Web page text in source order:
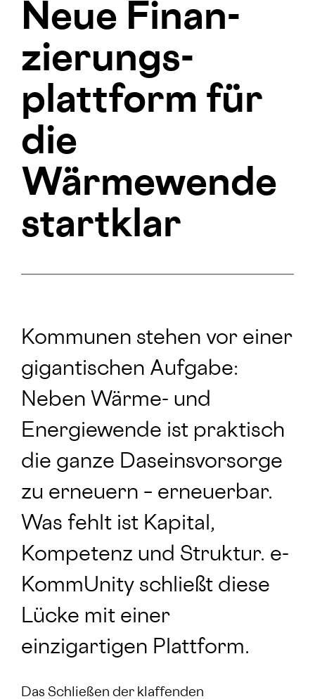
Neue Finan­
zierungs­
plattform für
die
Wärmewende
startklar
Kommunen stehen vor einer
gigantischen Aufgabe:
Neben Wärme- und
Energiewende ist praktisch
die ganze Daseinsvorsorge
zu erneuern – erneuerbar.
Was fehlt ist Kapital,
Kompetenz und Struktur. e-
KommUnity schließt diese
Lücke mit einer
einzigartigen Plattform.
Das Schließen der klaffenden